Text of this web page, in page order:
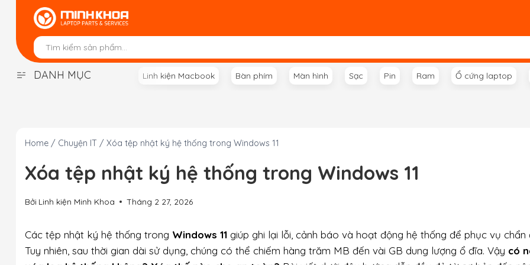
content
Linh kiện Macbook Bàn phím Màn hình Sạc Pin Ram Ổ cứng laptop
DANH MỤC
Home / Chuyện IT / Xóa tệp nhật ký hệ thống trong Windows 11
Xóa tệp nhật ký hệ thống trong Windows 11
Bởi Linh kiện Minh Khoa Tháng 2 27, 2026
Các tệp nhật ký hệ thống trong Windows 11 giúp ghi lại lỗi, cảnh báo và hoạt động hệ thống để phục vụ chẩn
Tuy nhiên, sau thời gian dài sử dụng, chúng có thể chiếm hàng trăm MB đến vài GB dung lượng ổ đĩa. Vậy có